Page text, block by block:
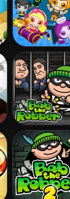
Bomb It 3
Bob The
Robber